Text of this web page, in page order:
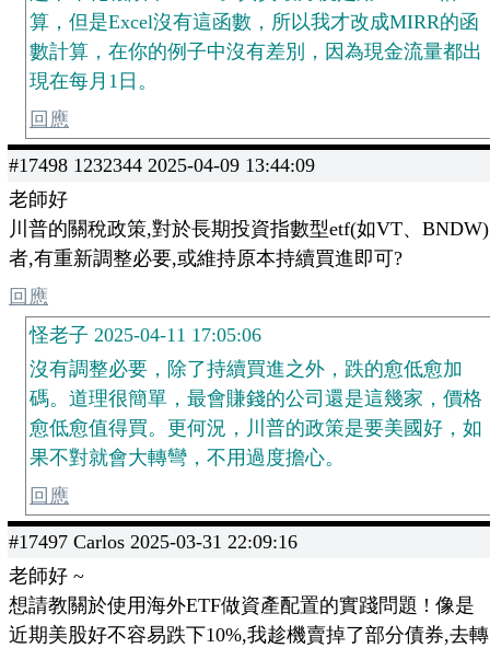
算，但是Excel沒有這函數，所以我才改成MIRR的函
數計算，在你的例子中沒有差別，因為現金流量都出
現在每月1日。
回應
#17498 1232344 2025-04-09 13:44:09
老師好
川普的關稅政策,對於長期投資指數型etf(如VT、BNDW)
者,有重新調整必要,或維持原本持續買進即可?
回應
怪老子 2025-04-11 17:05:06
沒有調整必要，除了持續買進之外，跌的愈低愈加
碼。道理很簡單，最會賺錢的公司還是這幾家，價格
愈低愈值得買。更何況，川普的政策是要美國好，如
果不對就會大轉彎，不用過度擔心。
回應
#17497 Carlos 2025-03-31 22:09:16
老師好 ~
想請教關於使用海外ETF做資產配置的實踐問題 ! 像是
近期美股好不容易跌下10%,我趁機賣掉了部分債券,去轉